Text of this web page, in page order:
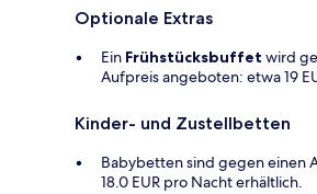
Optionale Extras
Ein Frühstücksbuffet wird
Aufpreis angeboten: etwa 19
Kinder- und Zustellbetten
Babybetten sind gegen einen
18.0 EUR pro Nacht erhältlich.